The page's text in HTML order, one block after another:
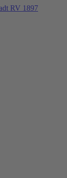
RV 1897